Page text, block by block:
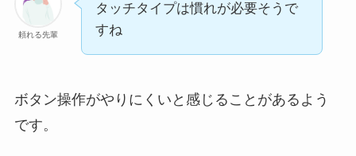
頼れる先輩
タッチタイプは慣れが必要そうで
すね
ボタン操作がやりにくいと感じることがあるよう
です。